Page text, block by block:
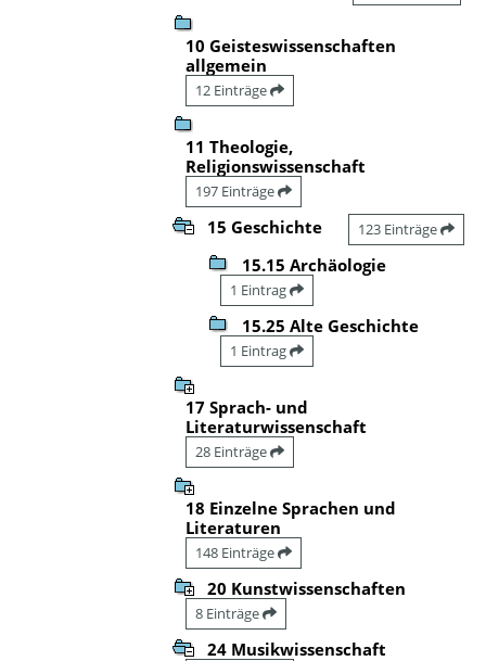
10 Geisteswissenschaften
allgemein
12 Einträge
11 Theologie,
Religionswissenschaft
197 Einträge
15 Geschichte 123 Einträge
15.15 Archäologie
1 Eintrag
15.25 Alte Geschichte
1 Eintrag
17 Sprach- und
Literaturwissenschaft
28 Einträge
18 Einzelne Sprachen und
Literaturen
148 Einträge
20 Kunstwissenschaften
8 Einträge
24 Musikwissenschaft